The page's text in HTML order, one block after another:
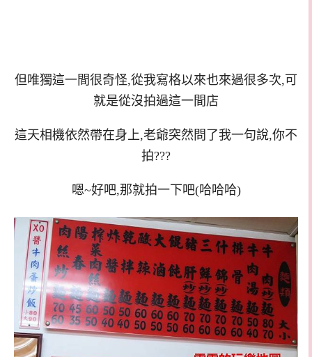
但唯獨這一間很奇怪,從我寫格以來也來過很多次,可
就是從沒拍過這一間店
這天相機依然帶在身上,老爺突然問了我一句說,你不
拍???
嗯~好吧,那就拍一下吧(哈哈哈)